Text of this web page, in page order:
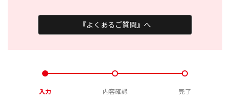
『よくあるご質問』へ
入力 内容確認 完了